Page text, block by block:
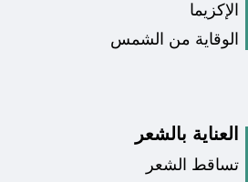
الإكزيما
الوقاية من الشمس
العناية بالشعر
تساقط الشعر